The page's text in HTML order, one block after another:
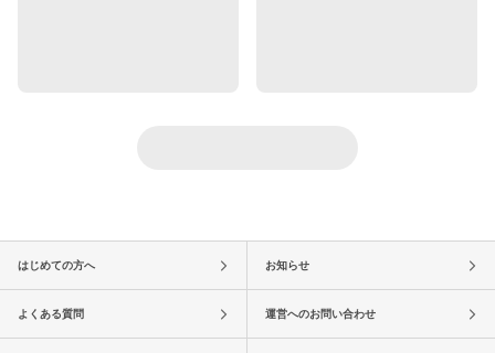
はじめての方へ お知らせ
よくある質問 運営へのお問い合わせ